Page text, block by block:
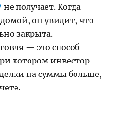
не получает. Когда
он увидит, что
закрыта.
— это способ
котором инвестор
на суммы больше,